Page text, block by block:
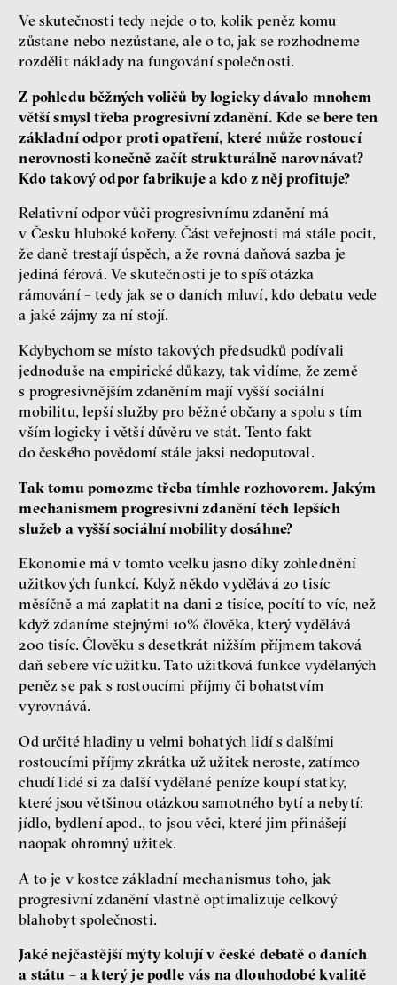
Ve skutečnosti tedy nejde o to, kolik peněz komu
zůstane nebo nezůstane, ale o to, jak se rozhodneme
rozdělit náklady na fungování společnosti.
Z pohledu běžných voličů by logicky dávalo mnohem
větší smysl třeba progresivní zdanění. Kde se bere ten
základní odpor proti opatření, které může rostoucí
nerovnosti konečně začít strukturálně narovnávat?
Kdo takový odpor fabrikuje a kdo z něj profituje?
Relativní odpor vůči progresivnímu zdanění má
v Česku hluboké kořeny. Část veřejnosti má stále pocit,
že daně trestají úspěch, a že rovná daňová sazba je
jediná férová. Ve skutečnosti je to spíš otázka
rámování – tedy jak se o daních mluví, kdo debatu vede
a jaké zájmy za ní stojí.
Kdybychom se místo takových předsudků podívali
jednoduše na empirické důkazy, tak vidíme, že země
s progresivnějším zdaněním mají vyšší sociální
mobilitu, lepší služby pro běžné občany a spolu s tím
vším logicky i větší důvěru ve stát. Tento fakt
do českého povědomí stále jaksi nedoputoval.
Tak tomu pomozme třeba tímhle rozhovorem. Jakým
mechanismem progresivní zdanění těch lepších
služeb a vyšší sociální mobility dosáhne?
Ekonomie má v tomto vcelku jasno díky zohlednění
užitkových funkcí. Když někdo vydělává 20 tisíc
měsíčně a má zaplatit na dani 2 tisíce, pocítí to víc, než
když zdaníme stejnými 10% člověka, který vydělává
200 tisíc. Člověku s desetkrát nižším příjmem taková
daň sebere víc užitku. Tato užitková funkce vydělaných
peněz se pak s rostoucími příjmy či bohatstvím
vyrovnává.
Od určité hladiny u velmi bohatých lidí s dalšími
rostoucími příjmy zkrátka už užitek neroste, zatímco
chudí lidé si za další vydělané peníze koupí statky,
které jsou většinou otázkou samotného bytí a nebytí:
jídlo, bydlení apod., to jsou věci, které jim přinášejí
naopak ohromný užitek.
A to je v kostce základní mechanismus toho, jak
progresivní zdanění vlastně optimalizuje celkový
blahobyt společnosti.
Jaké nejčastější mýty kolují v české debatě o daních
a státu – a který je podle vás na dlouhodobé kvalitě